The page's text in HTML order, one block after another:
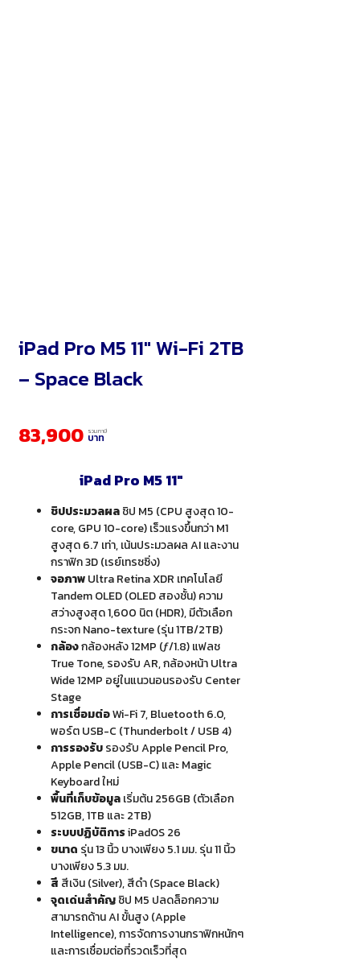
iPad Pro M5 11″ Wi-Fi 2TB
– Space Black
83,900 รวมภาษี
บาท
iPad Pro M5 11″
ชิปประมวลผลชิป M5 (CPU สูงสุด 10-
core, GPU 10-core) เร็วแรงขึ้นกว่า M1
สูงสุด 6.7 เท่า, เน้นประมวลผล AI และงาน
กราฟิก 3D (เรย์เทรซซิ่ง)
จอภาพUltra Retina XDR เทคโนโลยี
Tandem OLED (OLED สองชั้น) ความ
สว่างสูงสุด 1,600 นิต (HDR), มีตัวเลือก
กระจก Nano-texture (รุ่น 1TB/2TB)
กล้องกล้องหลัง 12MP (ƒ/1.8) แฟลช
True Tone, รองรับ AR, กล้องหน้า Ultra
Wide 12MP อยู่ในแนวนอนรองรับ Center
Stage
การเชื่อมต่อWi-Fi 7, Bluetooth 6.0,
พอร์ต USB-C (Thunderbolt / USB 4)
การรองรับรองรับ Apple Pencil Pro,
Apple Pencil (USB-C) และ Magic
Keyboard ใหม่
พื้นที่เก็บข้อมูลเริ่มต้น 256GB (ตัวเลือก
512GB, 1TB และ 2TB)
ระบบปฏิบัติการiPadOS 26
ขนาด รุ่น 13 นิ้ว บางเพียง 5.1 มม. รุ่น 11 นิ้ว
บางเพียง 5.3 มม.
สี สีเงิน (Silver), สีดำ (Space Black)
จุดเด่นสำคัญชิป M5 ปลดล็อกความ
สามารถด้าน AI ขั้นสูง (Apple
Intelligence), การจัดการงานกราฟิกหนักๆ
และการเชื่อมต่อที่รวดเร็วที่สุด